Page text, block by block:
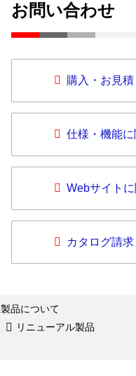
お問い合わせ
購入・お見
仕様・機能
Webサイト
カタログ請求
製品について
リニューアル製品